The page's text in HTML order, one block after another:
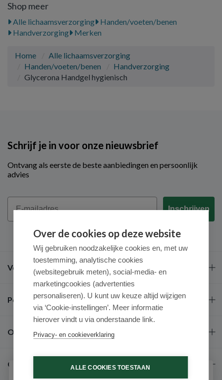
Shop meer
Alle lichaamsverzorging
Handen/voeten/benen
Handverzorging
Merken
Home
Alle lichaamsverzorging
Handen/voeten/benen
Handverzorging
Glycerona Handgel hygienisch
Schrijf je in voor onze nieuwsbrief
Ontvang als eerste de beste aanbiedingen en persoonlijk
advies
Email
Inschrijven
Veel gestelde vragen
Populaire merken
Over ons
Contact
Over de cookies op deze website
Wij gebruiken noodzakelijke cookies en, met uw
toestemming, analytische cookies
(websitegebruik meten), social-media- en
marketingcookies (advertenties
personaliseren). U kunt uw keuze altijd wijzigen
via ‘Cookie-instellingen’. Meer informatie
hierover vindt u via onderstaande link.
Privacy- en cookieverklaring
ALLE COOKIES TOESTAAN